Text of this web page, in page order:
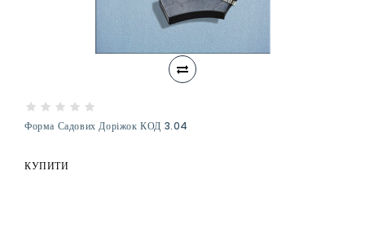
Форма Садових Доріжок КОД 3.04
КУПИТИ